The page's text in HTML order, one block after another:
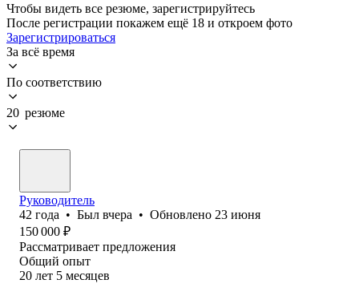
Чтобы видеть все резюме, зарегистрируйтесь
После регистрации покажем ещё 18 и откроем фото
Зарегистрироваться
За всё время
По соответствию
20 резюме
Руководитель
42 года • Был вчера • Обновлено 23 июня
150 000 ₽
Рассматривает предложения
Общий опыт
20 лет 5 месяцев